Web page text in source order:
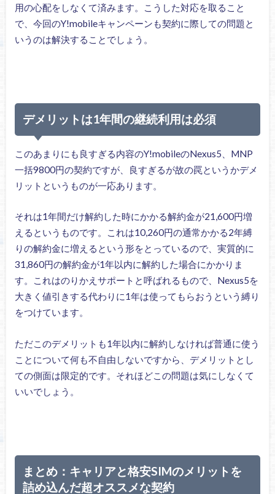
用の心配をしなくて済みます。こうした対応を取ること
で、今回のY!mobileキャンペーンも契約に際しての問題と
いうのは解決することでしょう。
デメリットは1年間の継続利用は必須
このあまりにも良すぎる内容のY!mobileのNexus5、MNP
一括9800円の契約ですが、良すぎるが故の罠というかデメ
リットというものが一応あります。
それは1年間だけ解約した時にかかる解約金が21,600円増
えるというものです。これは10,260円の通常かかる2年縛
りの解約金に増えるという形をとっているので、実質的に
31,860円の解約金が1年以内に解約した場合にかかりま
す。これはのりかえサポートと呼ばれるもので、Nexus5を
大きく値引きする代わりに1年は使ってもらおうという縛り
をつけています。
ただこのデメリットも1年以内に解約しなければ普通に使う
ことについて何も不自由しないですから、デメリットとし
ての側面は限定的です。それほどこの問題は気にしなくて
いいでしょう。
まとめ：キャリアと格安SIMのメリットを
詰め込んだ超オススメな契約